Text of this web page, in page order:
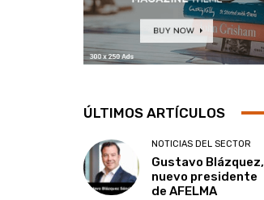
ÚLTIMOS ARTÍCULOS
NOTICIAS DEL SECTOR
Gustavo Blázquez,
nuevo presidente
de AFELMA